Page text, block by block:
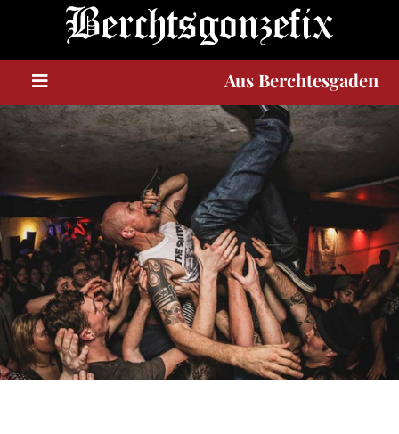
Aus Berchtesgaden